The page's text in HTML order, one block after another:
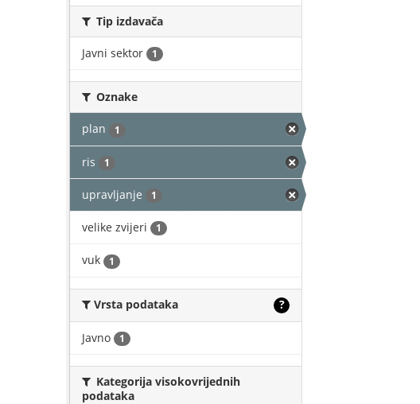
Tip izdavača
Javni sektor 1
Oznake
plan 1
ris 1
upravljanje 1
velike zvijeri 1
vuk 1
Vrsta podataka ?
Javno 1
Kategorija visokovrijednih
podataka